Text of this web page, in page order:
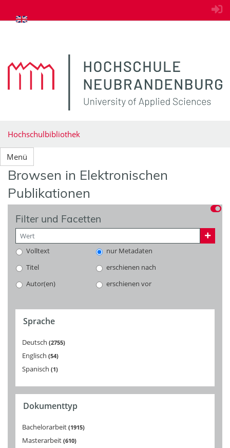
zum Inhalt springen
Hochschulbibliothek
Menü
Browsen in Elektronischen
Publikationen
Filter und Facetten
Volltext
nur Metadaten
Titel
erschienen nach
Autor(en)
erschienen vor
Sprache
Deutsch 2755
Englisch 54
Spanisch 1
Dokumenttyp
Bachelorarbeit 1915
Masterarbeit 610